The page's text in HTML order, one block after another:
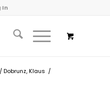
In
/ Dobrunz, Klaus /